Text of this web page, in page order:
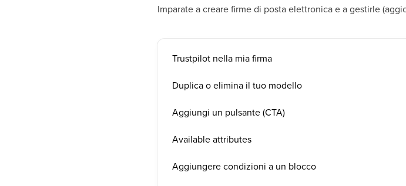
Imparate a creare firme di posta elettronica e a gestirle
Trustpilot nella mia firma
Duplica o elimina il tuo modello
Aggiungi un pulsante (CTA)
Available attributes
Aggiungere condizioni a un blocco